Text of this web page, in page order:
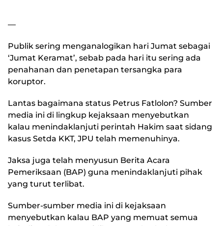
—
Publik sering menganalogikan hari Jumat sebagai
‘Jumat Keramat’, sebab pada hari itu sering ada
penahanan dan penetapan tersangka para
koruptor.
Lantas bagaimana status Petrus Fatlolon? Sumber
media ini di lingkup kejaksaan menyebutkan
kalau menindaklanjuti perintah Hakim saat sidang
kasus Setda KKT, JPU telah memenuhinya.
Jaksa juga telah menyusun Berita Acara
Pemeriksaan (BAP) guna menindaklanjuti pihak
yang turut terlibat.
Sumber-sumber media ini di kejaksaan
menyebutkan kalau BAP yang memuat semua